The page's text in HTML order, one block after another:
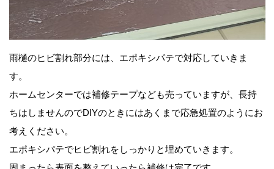
雨樋のヒビ割れ部分には、エポキシパテで対応していきま
す。
ホームセンターでは補修テープなども売っていますが、長持
ちはしませんのでDIYのときにはあくまで応急処置のようにお
考えください。
エポキシパテでヒビ割れをしっかりと埋めていきます。